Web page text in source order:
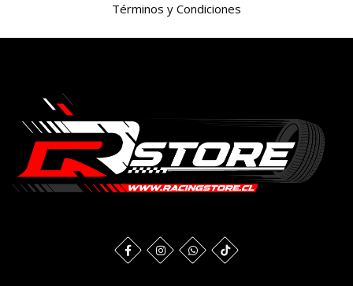
Términos y Condiciones